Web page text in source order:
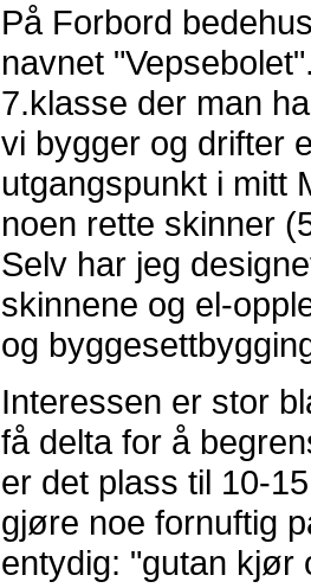
På Forbord
navnet
7.klasse der man
vi bygger og drifter
utgangspunkt i mitt
noen rette skinner
Selv har jeg
skinnene og el-
og
Interessen er stor
få delta for å
er det plass til 10-
gjøre noe fornuftig
entydig: "gutan kjør